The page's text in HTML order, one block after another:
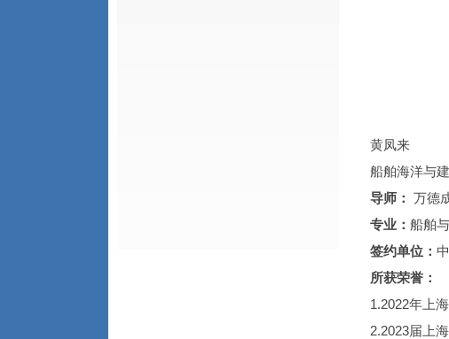
黄凤来
船舶海洋与
导师： 万德
专业： 船舶
签约单位：
所获荣誉：
1.2022年上
2.2023届上